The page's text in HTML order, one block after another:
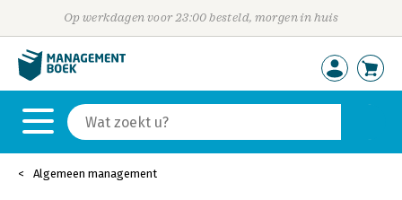
Op werkdagen voor 23:00 besteld, morgen in huis
Algemeen management